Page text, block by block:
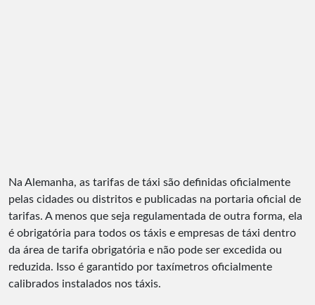
Na Alemanha, as tarifas de táxi são definidas oficialmente
pelas cidades ou distritos e publicadas na portaria oficial de
tarifas. A menos que seja regulamentada de outra forma, ela
é obrigatória para todos os táxis e empresas de táxi dentro
da área de tarifa obrigatória e não pode ser excedida ou
reduzida. Isso é garantido por taxímetros oficialmente
calibrados instalados nos táxis.